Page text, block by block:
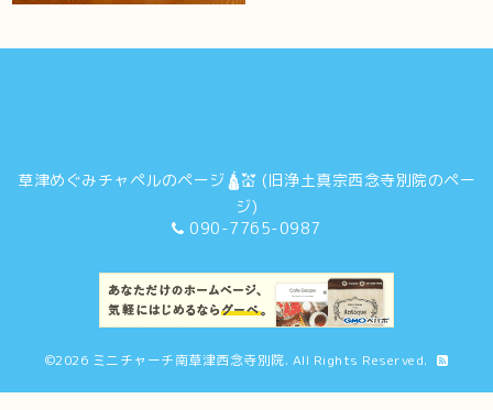
草津めぐみチャペルのページ🛕💒 (旧浄土真宗西念寺別院のペー
ジ)
090-7765-0987
©2026 ミニチャーチ南草津西念寺別院. All Rights Reserved.